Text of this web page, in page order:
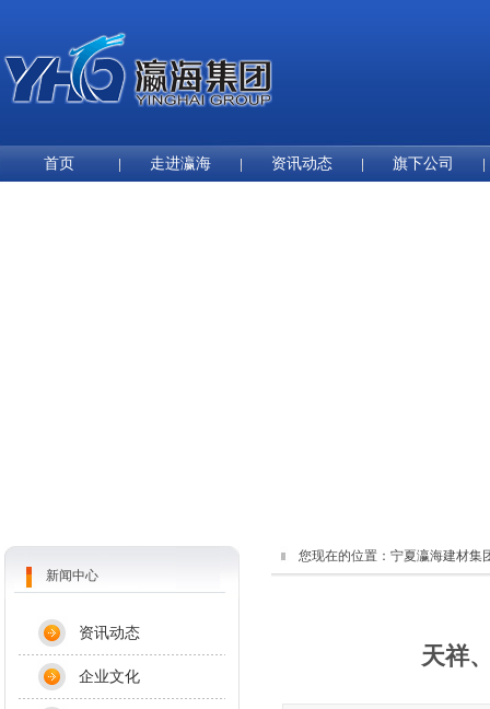
首页 走进瀛海 资讯动态 旗下公司
您现在的位置： 宁夏瀛海建材集
天祥
新闻中心
资讯动态
企业文化